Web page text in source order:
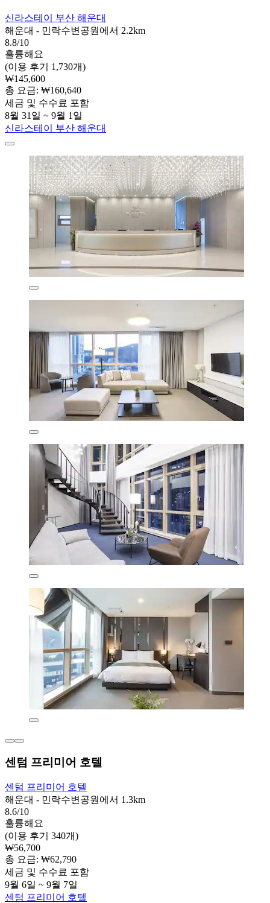
신라스테이 부산 해운대
해운대 - 민락수변공원에서 2.2km
8.8/10
훌륭해요
(이용 후기 1,730개)
₩145,600
총 요금: ₩160,640
세금 및 수수료 포함
8월 31일 ~ 9월 1일
신라스테이 부산 해운대
센텀 프리미어 호텔
센텀 프리미어 호텔
해운대 - 민락수변공원에서 1.3km
8.6/10
훌륭해요
(이용 후기 340개)
₩56,700
총 요금: ₩62,790
세금 및 수수료 포함
9월 6일 ~ 9월 7일
센텀 프리미어 호텔